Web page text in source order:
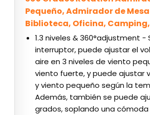
Pequeño, Admirador de
Biblioteca, Oficina,
1.3 niveles & 360°adjustment -
interruptor, puede ajustar el
aire en 3 niveles de viento
viento fuerte, y puede ajustar
y viento pequeño según la
Además, también se puede
grados, soplando una